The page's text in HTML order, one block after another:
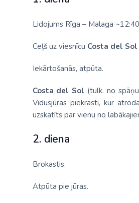
Lidojums Rīga – Malaga
Ceļš uz viesnīcu Costa del
Iekārtošanās, atpūta.
Costa del Sol (tulk. no
Vidusjūras piekrasti, kur
uzskatīts par vienu no
2. diena
Brokastis.
Atpūta pie jūras.